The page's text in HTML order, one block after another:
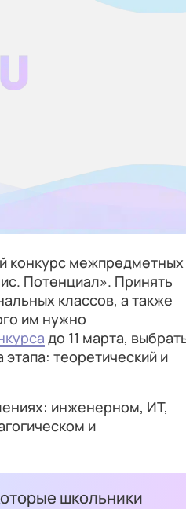
конкурс межпредметных
Потенциал». Принять
классов, а также
им нужно
до 11 марта,
теоретический и
инженерном, ИТ,
и
школьники